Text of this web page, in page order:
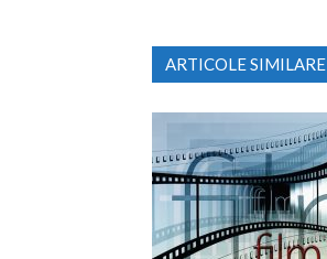
ARTICOLE SIMILARE